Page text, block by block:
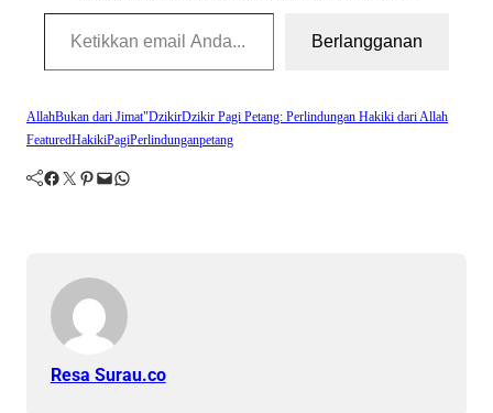
Ketikkan email Anda...
Berlangganan
AllahBukan dari Jimat"DzikirDzikir Pagi Petang: Perlindungan Hakiki dari Allah
FeaturedHakikiPagiPerlindunganpetang
Facebook Twitter Pinterest Mail WhatsApp
Resa Surau.co